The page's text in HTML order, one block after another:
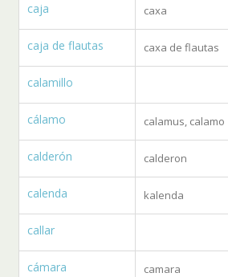
caja caxa
caja de flautas caxa de flautas
calamillo
cálamo calamus, calamo
calderón calderon
calenda kalenda
callar
cámara camara